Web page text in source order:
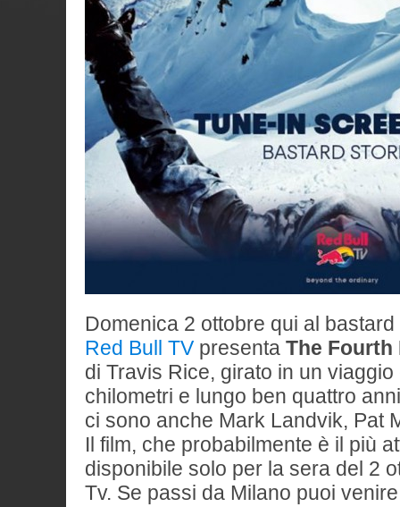
Domenica 2 ottobre qui al
Red Bull TV presenta The Fourth
di Travis Rice, girato in un
chilometri e lungo ben quattro
ci sono anche Mark Landvik, Pat
Il film, che probabilmente è il più
disponibile solo per la sera del 2
Tv. Se passi da Milano puoi